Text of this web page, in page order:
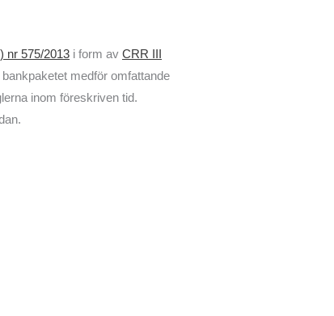
nr 575/2013 i form av CRR III
medför omfattande
inom föreskriven tid.